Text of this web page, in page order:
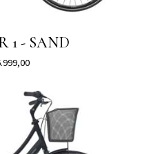
1 - SAND